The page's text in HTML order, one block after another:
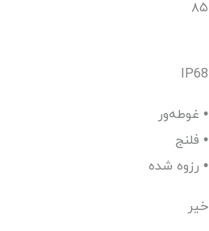
۸۵
IP68
غوطه‌ور •
فلنج •
رزوه شده •
خیر